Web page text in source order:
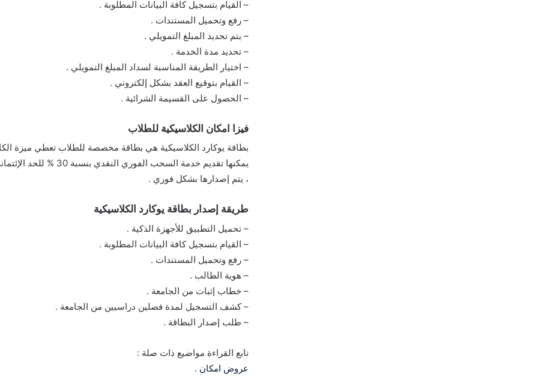
– القيام بتسجيل كافة البيانات المطلوبة .
– رفع وتحميل المستندات .
– يتم تحديد المبلغ التمويلي .
– تحديد مدة الخدمة .
– اختيار الطريقة المناسبة لسداد المبلغ التمويلي .
– القيام بتوقيع العقد بشكل إلكتروني .
– الحصول على القسيمة الشرائية .
فيزا امكان الكلاسيكية للطلاب
يمكنها تقديم خدمة
، يتم إصدارها بشكل فوري .
طريقة إصدار بطاقة يوكارد الكلاسيكية
– تحميل التطبيق للأجهزة الذكية .
– القيام بتسجيل كافة البيانات المطلوبة .
– رفع وتحميل المستندات .
– هوية الطالب .
– خطاب إثبات من الجامعة .
– كشف التسجيل لمدة فصلين دراسيين من الجامعة .
– طلب إصدار البطاقة .
تابع القراءة مواضيع ذات صلة :
عروض امكان .